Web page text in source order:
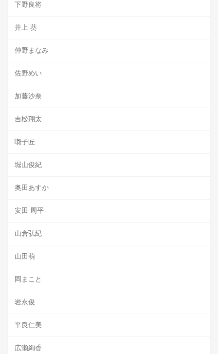
下野良将
井上 葵
仲野まなみ
佐野めい
加藤沙奈
吉松翔太
囃子匠
堀山俊紀
奥田あすか
安田 周平
山倉弘紀
山田萌
岡まこと
岩永俊
平良仁美
広瀬絢香